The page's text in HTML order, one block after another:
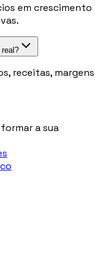
em crescimento
receitas, margens
a sua